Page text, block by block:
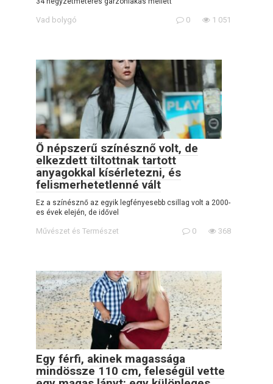
Vad bolygó 0 1 051
Ő népszerű színésznő volt, de
elkezdett tiltottnak tartott
anyagokkal kísérletezni, és
felismerhetetlenné vált
Ez a színésznő az egyik legfényesebb csillag volt a 2000-
es évek elején, de idővel
Művészet és Természet 0 368
Egy férfi, akinek magassága
mindössze 110 cm, feleségül vette